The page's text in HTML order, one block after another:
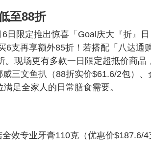
至88折
日限定推出惊喜「Goal庆大『折』
6支再享额外85折！若搭配「八达通
。现场更有多款一日限定超抵价商品
三文鱼扒（88折实价$61.6/2包）
足全家人的日常膳食需要。
全效专业牙膏110克（优惠价$187.6/